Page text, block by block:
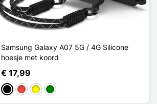
Samsung Galaxy A07 5G / 4G Silicone
hoesje met koord
€ 17,99
ZwartRoodGeelGroen